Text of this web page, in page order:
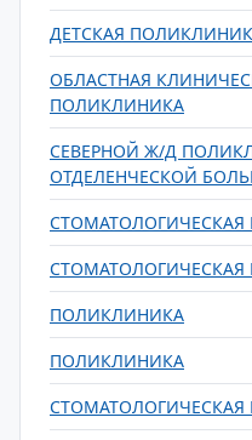
ДЕТСКАЯ
ОБЛАСТНАЯ
ПОЛИКЛИНИКА
СЕВЕРНОЙ Ж/Д
ОТДЕЛЕНЧЕСКОЙ
ПОЛИКЛИНИКА
ПОЛИКЛИНИКА